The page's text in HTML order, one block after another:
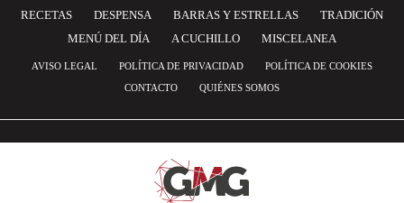
RECETAS DESPENSA BARRAS Y ESTRELLAS
TRADICIÓN
MENÚ DEL DÍA
A CUCHILLO MISCELANEA
AVISO LEGAL POLÍTICA DE PRIVACIDAD
POLÍTICA DE COOKIES
CONTACTO
QUIÉNES SOMOS